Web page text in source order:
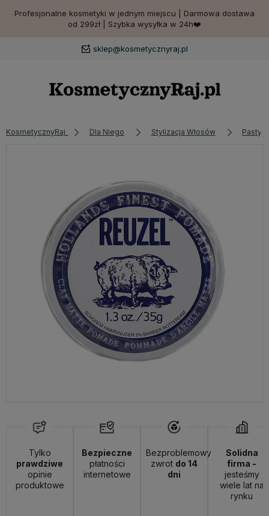
Profesjonalne kosmetyki w jednym miejscu | Darmowa dostawa
od 299zł | Szybka wysyłka w 24h❤️
sklep@kosmetycznyraj.pl
KosmetycznyRaj Dla Niego Stylizacja Włosów Pasty i
Tylko
prawdziwe
opinie
produktowe
Bezpieczne
płatności
internetowe
Bezproblemowy
zwrot do 14
dni
Solidna
firma -
jesteśmy
wiele lat na
rynku